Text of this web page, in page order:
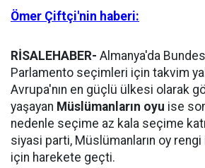
Ömer Çiftçi'nin haberi:
RİSALEHABER- Almanya'da
Parlamento seçimleri için takvim
Avrupa'nın en güçlü ülkesi olarak
yaşayan Müslümanların oyu ise
nedenle seçime az kala seçime
siyasi parti, Müslümanların oy
için harekete geçti.